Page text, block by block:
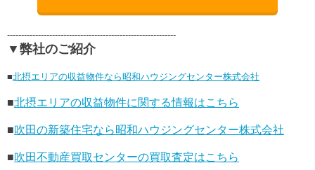
------------------------------------------------------------
▼弊社のご紹介
■北摂エリアの収益物件なら昭和ハウジングセンター株式会社
■北摂エリアの収益物件に関する情報はこちら
■吹田の新築住宅なら昭和ハウジングセンター株式会社
■吹田不動産買取センターの買取査定はこちら